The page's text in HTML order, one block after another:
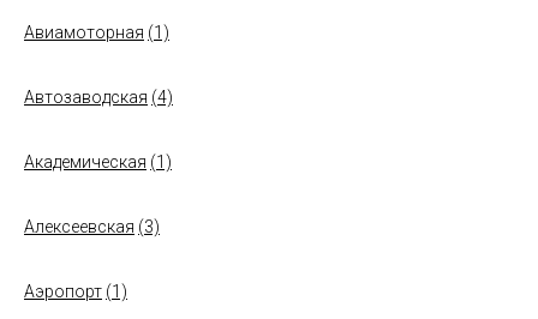
Авиамоторная (1)
Автозаводская (4)
Академическая (1)
Алексеевская (3)
Аэропорт (1)